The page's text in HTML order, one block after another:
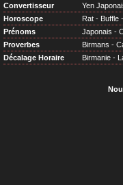
Convertisseur
Yen
Horoscope
Rat - Buffle -
Prénoms
Japonais -
Proverbes
Birmans -
Décalage Horaire
Birmanie -